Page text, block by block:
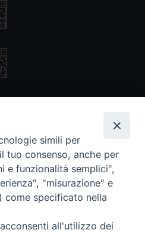
simili per
tuo consenso, anche per
e funzionalità semplici",
"misurazione" e
specificato nella
all'utilizzo dei